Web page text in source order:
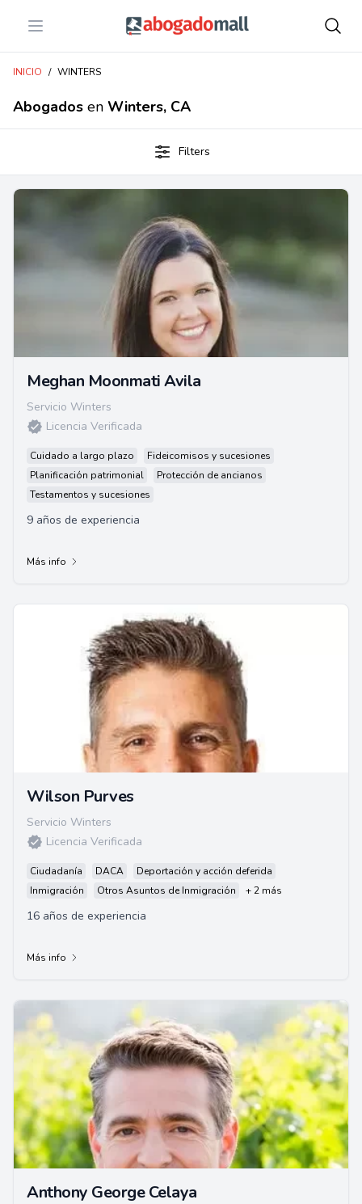
Open menu Abogadomall
INICIO / WINTERS
Abogados en Winters, CA
Filters
Meghan Moonmati Avila
Servicio Winters
Licencia Verificada
Cuidado a largo plazo
Fideicomisos y sucesiones
Planificación patrimonial
Protección de ancianos
Testamentos y sucesiones
9 años de experiencia
Más info
Wilson Purves
Servicio Winters
Licencia Verificada
Ciudadanía DACA
Deportación y acción deferida
Inmigración
Otros Asuntos de Inmigración + 2 más
16 años de experiencia
Más info
Anthony George Celaya